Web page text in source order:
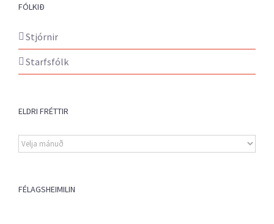
FÓLKIÐ
Stjórnir
Starfsfólk
ELDRI FRÉTTIR
Eldri
fréttir
FÉLAGSHEIMILIN